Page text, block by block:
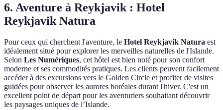
6. Aventure à Reykjavik : Hotel
Reykjavik Natura
Pour ceux qui cherchent l'aventure, le Hotel Reykjavik Natura est
idéalement situé pour explorer les merveilles naturelles de l'Islande.
Selon Les Numériques, cet hôtel est bien noté pour son confort
moderne et ses commodités pratiques. Les clients peuvent facilement
accéder à des excursions vers le Golden Circle et profiter de visites
guidées pour observer les aurores boréales durant l'hiver. C'est un
excellent point de départ pour les aventuriers souhaitant découvrir
les paysages uniques de l’Islande.